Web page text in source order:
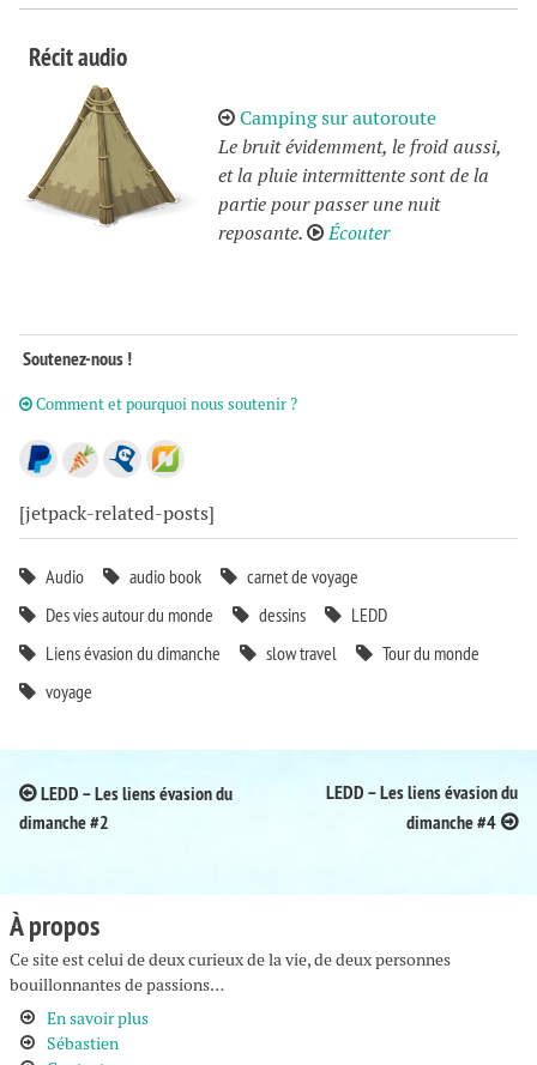
Récit audio
Camping sur autoroute
Le bruit évidemment, le froid aussi,
et la pluie intermittente sont de la
partie pour passer une nuit
reposante.
Écouter
Soutenez-nous !
Comment et pourquoi nous soutenir ?
[jetpack-related-posts]
Audio audio book
carnet de voyage
Des vies autour du monde
dessins
LEDD
Liens évasion du dimanche
slow travel
Tour du monde
voyage
Post
navigation
LEDD – Les liens évasion du
dimanche #2
LEDD – Les liens évasion du
dimanche #4
À propos
Ce site est celui de deux curieux de la vie, de deux personnes
bouillonnantes de passions…
En savoir plus
Sébastien